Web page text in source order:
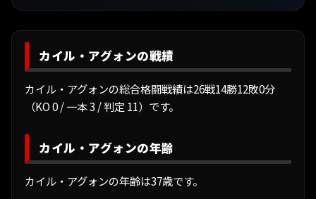
カイル・アグォンの戦績
カイル・アグォンの総合格闘戦績は26戦14勝12敗0分
（KO 0 / 一本 3 / 判定 11）です。
カイル・アグォンの年齢
カイル・アグォンの年齢は37歳です。